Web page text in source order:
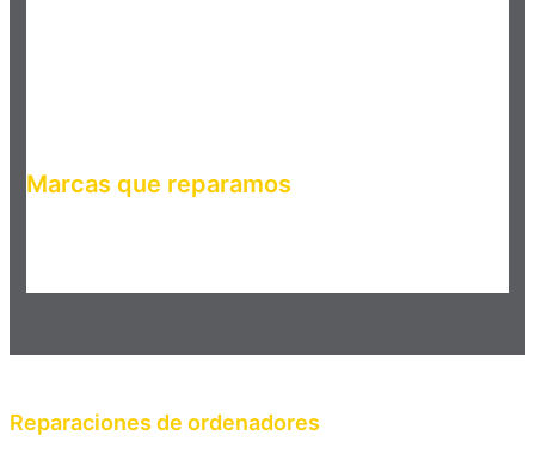
Marcas que reparamos
Reparaciones de ordenadores